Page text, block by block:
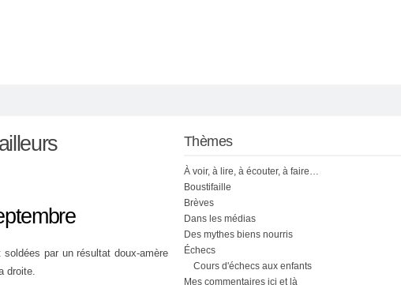
par un résultat doux-amère
droite.
Thèmes
À voir, à lire, à écouter, à faire…
Boustifaille
Brèves
Dans les médias
Des mythes biens nourris
Échecs
Cours d'échecs aux enfants
Mes commentaires ici et là